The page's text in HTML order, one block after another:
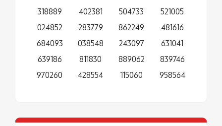
318889
024852
684093
639186
970260
402381
283779
038548
811830
428554
504733
862249
243097
889062
115060
521005
481616
631041
839746
958564